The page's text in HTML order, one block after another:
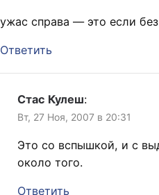
ужас справа — это если
Ответить
Стас Кулеш:
Вт, 27 Ноя, 2007 в 20:31
Это со вспышкой, и с
около того.
Ответить